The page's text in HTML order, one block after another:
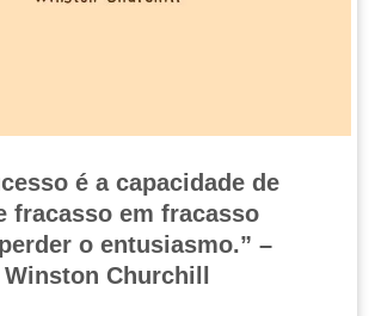
é a capacidade de
fracasso em fracasso
o entusiasmo.” –
Winston Churchill